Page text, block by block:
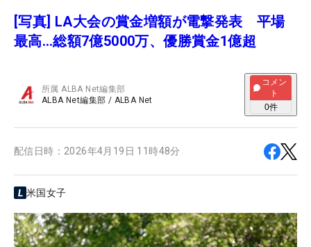
[写真] LA大会の賞金増額が電撃発表 平場
最高…総額7億5000万、優勝賞金1億超
所属ALBA Net編集部
ALBA Net編集部 / ALBA Net
コメン
ト
0件
配信日時： 2026年4月19日 11時48分
米国女子